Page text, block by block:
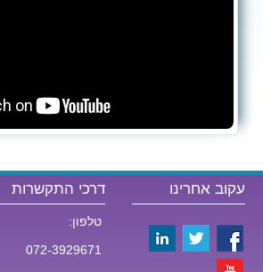
עקוב אחרינו דרכי התקשרות
טלפון:
072-3929671